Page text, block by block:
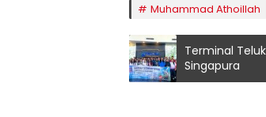
Muhammad Athoillah
Terminal
Singapura